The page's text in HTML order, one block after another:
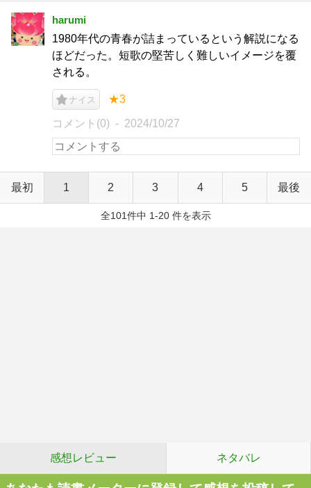
harumi
1980年代の青春が詰まっているという解説になる
ほどだった。短歌の堅苦しく難しいイメージを覆
される。
ナイス ★3
コメント(0) 2024/10/27
最初 1 2 3 4 5 最後
全101件中 1-20 件を表示
感想レビュー ネタバレ